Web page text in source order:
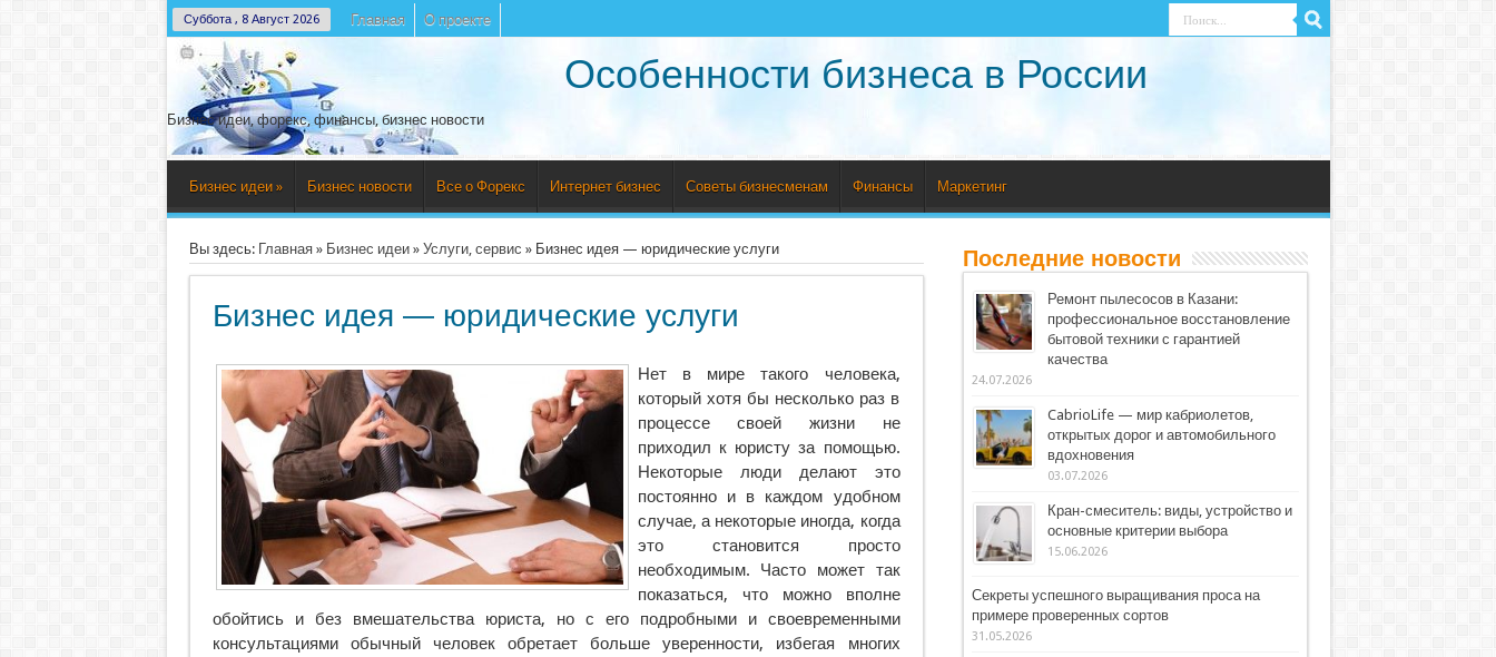
Суббота , 8 Август 2026 Главная О проекте
Особенности бизнеса в России
Бизнес идеи, форекс, финансы, бизнес новости
Бизнес идеи » Бизнес новости Все о Форекс Интернет бизнес Советы бизнесменам Финансы Маркетинг
Вы здесь: Главная» Бизнес идеи» Услуги, сервис » Бизнес идея — юридические услуги
Бизнес идея — юридические услуги
Нет в мире такого человека,
который хотя бы несколько раз в
процессе своей жизни не
приходил к юристу за помощью.
Некоторые люди делают это
постоянно и в каждом удобном
случае, а некоторые иногда, когда
это становится просто
необходимым. Часто может так
показаться, что можно вполне
обойтись и без вмешательства юриста, но с его подробными и своевременными
консультациями обычный человек обретает больше уверенности, избегая многих
Последние новости
Ремонт пылесосов в Казани:
профессиональное восстановление
бытовой техники с гарантией
качества
24.07.2026
CabrioLife — мир кабриолетов,
открытых дорог и автомобильного
вдохновения
03.07.2026
Кран-смеситель: виды, устройство и
основные критерии выбора
15.06.2026
Секреты успешного выращивания проса на
примере проверенных сортов
31.05.2026